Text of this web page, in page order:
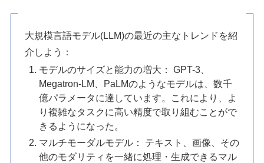
大規模言語モデル(LLM)の最近の主なトレンドを紹
介しよう：
モデルのサイズと能力の増大： GPT-3、
Megatron-LM、PaLMのようなモデルは、数千
億パラメータに達しています。これにより、よ
り複雑なタスクに高い精度で取り組むことがで
きるようになった。
マルチモーダルモデル： テキスト、画像、その
他のモダリティを一緒に処理・生成できるマル